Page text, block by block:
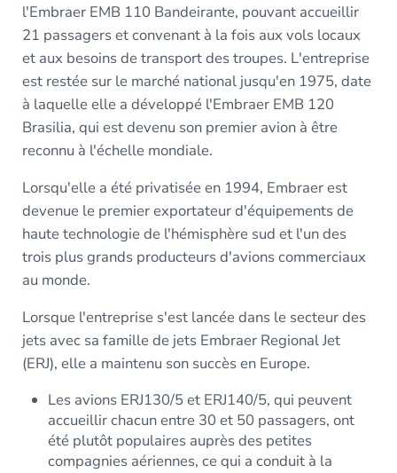
l'Embraer EMB 110 Bandeirante, pouvant accueillir
21 passagers et convenant à la fois aux vols locaux
et aux besoins de transport des troupes. L'entreprise
est restée sur le marché national jusqu'en 1975, date
à laquelle elle a développé l'Embraer EMB 120
Brasilia, qui est devenu son premier avion à être
reconnu à l'échelle mondiale.
Lorsqu'elle a été privatisée en 1994, Embraer est
devenue le premier exportateur d'équipements de
haute technologie de l'hémisphère sud et l'un des
trois plus grands producteurs d'avions commerciaux
au monde.
Lorsque l'entreprise s'est lancée dans le secteur des
jets avec sa famille de jets Embraer Regional Jet
(ERJ), elle a maintenu son succès en Europe.
Les avions ERJ130/5 et ERJ140/5, qui peuvent
accueillir chacun entre 30 et 50 passagers, ont
été plutôt populaires auprès des petites
compagnies aériennes, ce qui a conduit à la